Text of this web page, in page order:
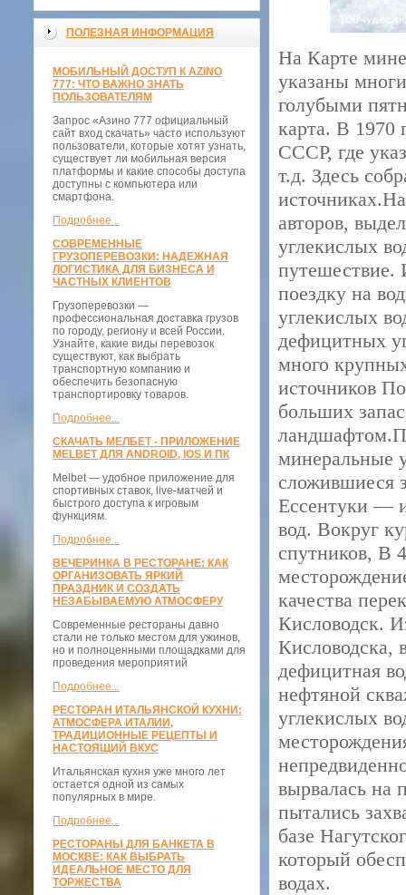
ПОЛЕЗНАЯ ИНФОРМАЦИЯ
МОБИЛЬНЫЙ ДОСТУП К AZINO
777: ЧТО ВАЖНО ЗНАТЬ
ПОЛЬЗОВАТЕЛЯМ
Запрос «Азино 777 официальный
сайт вход скачать» часто используют
пользователи, которые хотят узнать,
существует ли мобильная версия
платформы и какие способы доступа
доступны с компьютера или
смартфона.
Подробнее...
СОВРЕМЕННЫЕ
ГРУЗОПЕРЕВОЗКИ: НАДЕЖНАЯ
ЛОГИСТИКА ДЛЯ БИЗНЕСА И
ЧАСТНЫХ КЛИЕНТОВ
Грузоперевозки —
профессиональная доставка грузов
по городу, региону и всей России.
Узнайте, какие виды перевозок
существуют, как выбрать
транспортную компанию и
обеспечить безопасную
транспортировку товаров.
Подробнее...
СКАЧАТЬ МЕЛБЕТ - ПРИЛОЖЕНИЕ
MELBET ДЛЯ ANDROID, IOS И ПК
Melbet — удобное приложение для
спортивных ставок, live-матчей и
быстрого доступа к игровым
функциям.
Подробнее...
ВЕЧЕРИНКА В РЕСТОРАНЕ: КАК
ОРГАНИЗОВАТЬ ЯРКИЙ
ПРАЗДНИК И СОЗДАТЬ
НЕЗАБЫВАЕМУЮ АТМОСФЕРУ
Современные рестораны давно
стали не только местом для ужинов,
но и полноценными площадками для
проведения мероприятий
Подробнее...
РЕСТОРАН ИТАЛЬЯНСКОЙ КУХНИ:
АТМОСФЕРА ИТАЛИИ,
ТРАДИЦИОННЫЕ РЕЦЕПТЫ И
НАСТОЯЩИЙ ВКУС
Итальянская кухня уже много лет
остается одной из самых
популярных в мире.
Подробнее...
РЕСТОРАНЫ ДЛЯ БАНКЕТА В
МОСКВЕ: КАК ВЫБРАТЬ
ИДЕАЛЬНОЕ МЕСТО ДЛЯ
ТОРЖЕСТВА
На Карте
указаны
голубыми
карта. В 1970
СССР, где
т.д. Здесь
авторов,
углекислых
путешествие.
поездку на
углекислых
дефицитных
много
источников
больших
минеральные
сложившиеся
Ессентуки —
вод. Вокруг
спутников, В
качества
Кисловодск.
Кисловодска,
дефицитная
нефтяной
углекислых
вырвалась на
пытались
базе
который
водах.